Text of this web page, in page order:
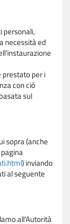
personali,
necessità ed
prestato per i
con ciò
sul
sopra (anche
) inviando
al seguente
all'Autorità